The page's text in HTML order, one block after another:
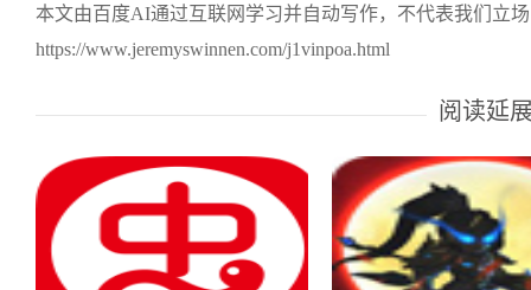
本文由百度AI通过互联网学习并自动写作，不代表我们立
https://www.jeremyswinnen.com/j1vinpoa.html
阅读延